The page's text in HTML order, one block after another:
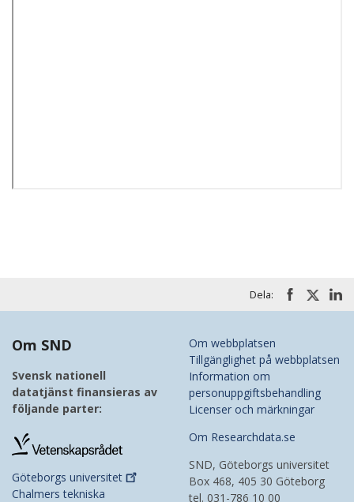
Dela:
Om SND
Svensk nationell
datatjänst finansieras av
följande parter:
Göteborgs universitet
Chalmers tekniska
Om webbplatsen
Tillgänglighet på webbplatsen
Information om
personuppgiftsbehandling
Licenser och märkningar
Om Researchdata.se
SND, Göteborgs universitet
Box 468, 405 30 Göteborg
tel. 031-786 10 00